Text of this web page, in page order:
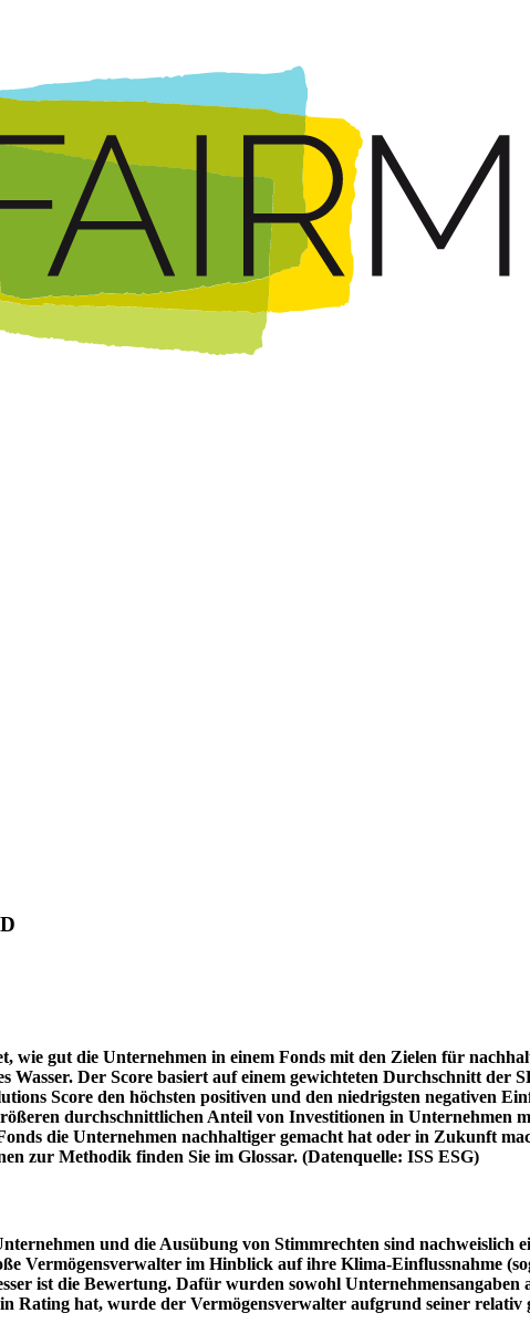
wie gut die Unternehmen in einem Fonds mit den Zielen für
Wasser. Der Score basiert auf einem gewichteten Durchschnitt der
Score den höchsten positiven und den niedrigsten negativen
durchschnittlichen Anteil von Investitionen in Unternehmen
die Unternehmen nachhaltiger gemacht hat oder in Zukunft
zur Methodik finden Sie im Glossar. (Datenquelle: ISS ESG)
und die Ausübung von Stimmrechten sind
Vermögensverwalter im Hinblick auf ihre Klima-Einflussnahme
ist die Bewertung. Dafür wurden sowohl
Rating hat, wurde der Vermögensverwalter aufgrund seiner